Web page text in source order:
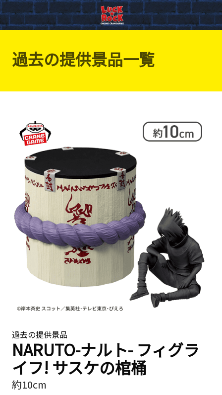
過去の提供景品一覧
過去の提供景品
NARUTO-ナルト- フィグラ
イフ! サスケの棺桶
約10cm